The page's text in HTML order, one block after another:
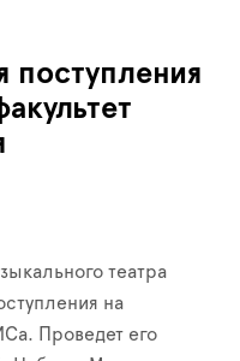
поступления
театра
на
Проведет его